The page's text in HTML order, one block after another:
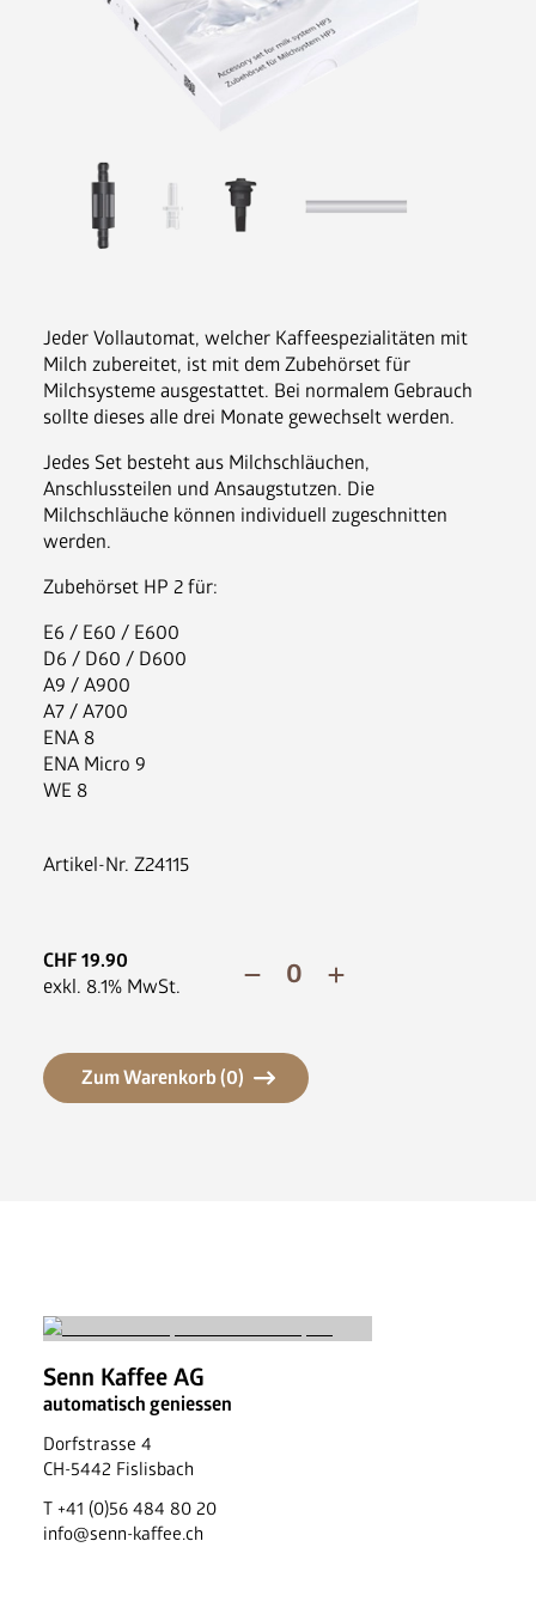
Nespresso Pads
Aufheller, Zucker & Co
Nespresso Pads
Ansprechpartner
Jobs
Jeder Vollautomat, welcher Kaffeespezialitäten mit
Milch zubereitet, ist mit dem Zubehörset für
Milchsysteme ausgestattet. Bei normalem Gebrauch
sollte dieses alle drei Monate gewechselt werden.
Jedes Set besteht aus Milchschläuchen,
Anschlussteilen und Ansaugstutzen. Die
Milchschläuche können individuell zugeschnitten
werden.
Zubehörset HP 2 für:
E6 / E60 / E600
D6 / D60 / D600
A9 / A900
A7 / A700
ENA 8
ENA Micro 9
WE 8
Artikel-Nr. Z24115
CHF 19.90
exkl. 8.1% MwSt.
Zum Warenkorb (0)
Senn Kaffee AG
automatisch geniessen
Dorfstrasse 4
CH-5442 Fislisbach
T +41 (0)56 484 80 20
info@senn-kaffee.ch